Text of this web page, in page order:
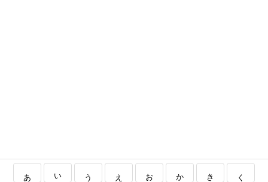
あ行 い行 う行 え行 お行 か行 き行 く行